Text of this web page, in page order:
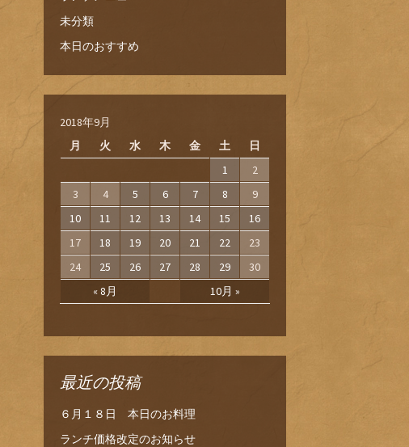
未分類
本日のおすすめ
2018年9月
月
火 水 木 金 土 日
« 8月 10月 »
1
2
3
4 5 6 7 8
9
10
11 12 13 14 15
16
17
18 19 20 21 22
23
24
25 26 27 28 29 30
最近の投稿
６月１８日 本日のお料理
ランチ価格改定のお知らせ